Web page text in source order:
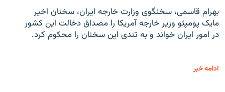
بهرام قاسمی، سخنگوی وزارت خارجه ایران، سخنان اخیر
مایک پومپئو وزیر خارجه آمریکا را مصداق دخالت این کشور
در امور ایران خواند و به تندی این سخنان را محکوم کرد.
ادامه خبر